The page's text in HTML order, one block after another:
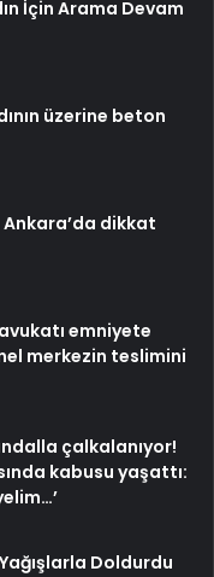
İçin Arama Devam
üzerine beton
Ankara’da dikkat
emniyete
merkezin teslimini
çalkalanıyor!
kabusu yaşattı:
Doldurdu